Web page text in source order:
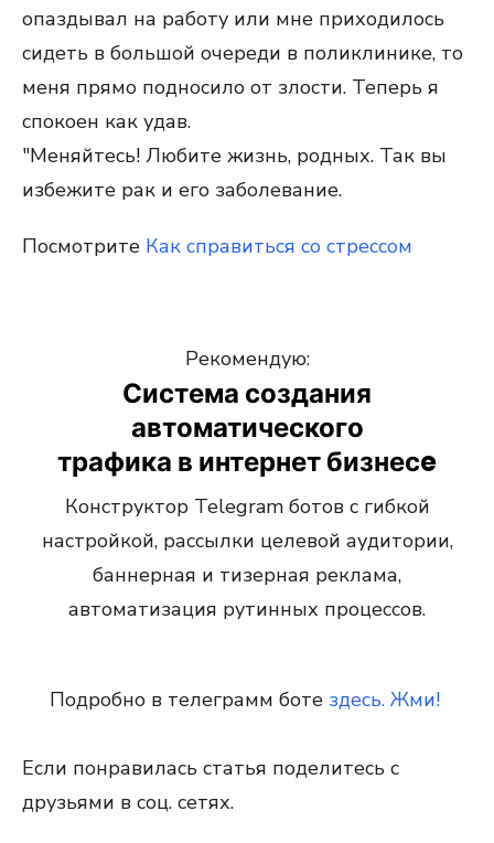
опаздывал на работу или мне приходилось
сидеть в большой очереди в поликлинике, то
меня прямо подносило от злости. Теперь я
спокоен как удав.
"Меняйтесь! Любите жизнь, родных. Так вы
избежите рак и его заболевание.
Посмотрите Как справиться со стрессом
Рекомендую:
Система создания
автоматического
трафика в интернет бизнесe
Конструктор Telegram ботов с гибкой
настройкой, рассылки целевой аудитории,
баннерная и тизерная реклама,
автоматизация рутинных процессов.
Подробно в телеграмм боте здесь. Жми!
Если понравилась статья поделитесь с
друзьями в соц. сетях.